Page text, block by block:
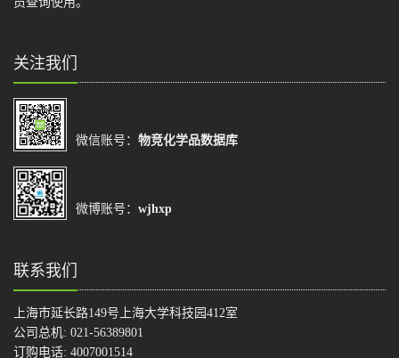
关注我们
微信账号： 物竞化学品数据库
微博账号： wjhxp
联系我们
上海市延长路149号上海大学科技园412室
公司总机: 021-56389801
订购电话: 4007001514